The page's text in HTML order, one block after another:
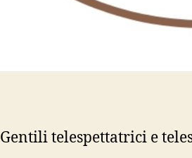
Gentili telespettatrici e